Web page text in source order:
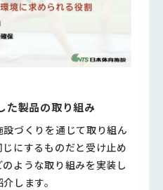
た製品の取り組み
づくりを通じて取り組ん
にするものだと受け止め
ような取り組みを実装し
します。